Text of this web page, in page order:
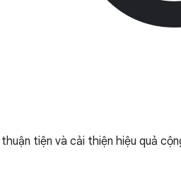
tiện và cải thiện hiệu quả